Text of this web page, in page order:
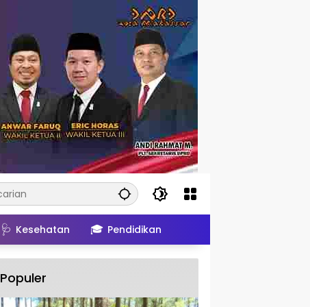
🩺 Kesehatan 🎓 Pendidikan
Populer